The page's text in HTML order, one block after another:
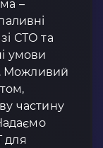
–
СТО та
умови
Можливий
частину
для